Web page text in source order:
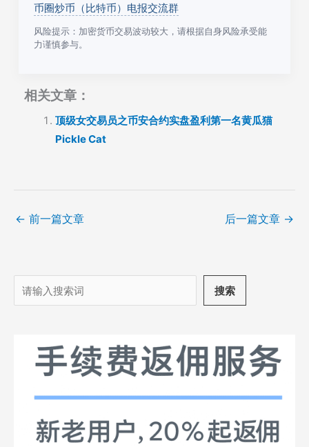
币圈炒币（比特币）电报交流群
风险提示：加密货币交易波动较大，请根据自身风险承受能
力谨慎参与。
相关文章：
顶级女交易员之币安合约实盘盈利第一名黄瓜猫
Pickle Cat
← 前一篇文章 后一篇文章 →
搜
索
搜索